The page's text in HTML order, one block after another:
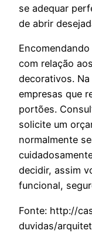
se adequar
de abrir
com relação
decorativos.
empresas que
portões.
solicite um
normalmente
decidir, assim
funcional,
Fonte: http://
duvidas/